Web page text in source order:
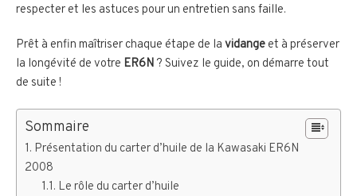
respecter et les astuces pour un entretien sans faille.
Prêt à enfin maîtriser chaque étape de la vidange et à préserver
la longévité de votre ER6N ? Suivez le guide, on démarre tout
de suite !
Sommaire
Présentation du carter d’huile de la Kawasaki ER6N
2008
Le rôle du carter d’huile